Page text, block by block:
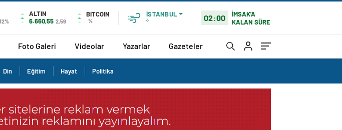
ALTIN
6.660,55 2,59
BITCOIN
%
İSTANBUL
°
02:00
İMSAK'A
KALAN SÜRE
Foto Galeri Videolar Yazarlar Gazeteler
Din Eğitim Hayat Politika